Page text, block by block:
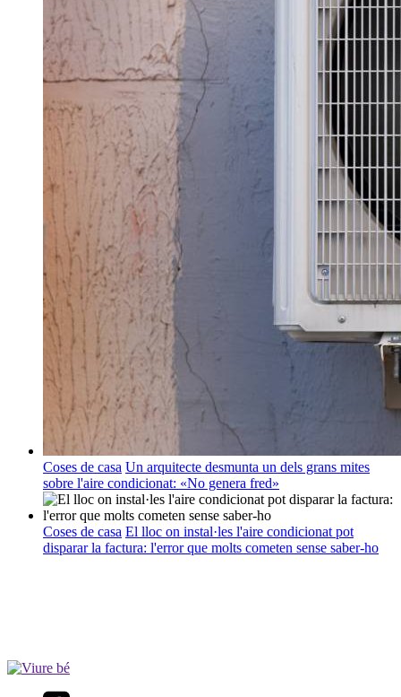
Coses de casa Un arquitecte desmunta un dels grans mites
sobre l'aire condicionat: «No genera fred»
Coses de casa El lloc on instal·les l'aire condicionat pot
disparar la factura: l'error que molts cometen sense saber-ho